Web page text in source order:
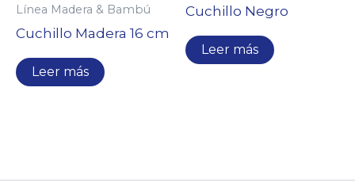
Línea Madera & Bambú
Cuchillo Madera 16 cm
Leer más
Cuchillo Negro
Leer más